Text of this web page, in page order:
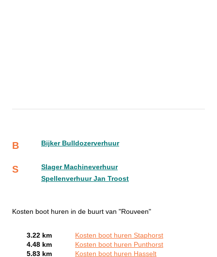
B Bijker Bulldozerverhuur
S
Slager Machineverhuur
Spellenverhuur Jan Troost
Kosten boot huren in de buurt van "Rouveen"
3.22 km
Kosten boot huren Staphorst
4.48 km
Kosten boot huren Punthorst
5.83 km
Kosten boot huren Hasselt